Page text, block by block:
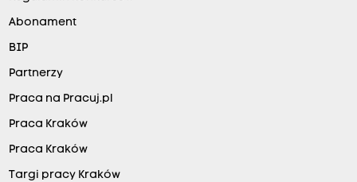
Abonament
BIP
Partnerzy
Praca na Pracuj.pl
Praca Kraków
Praca Kraków
Targi pracy Kraków